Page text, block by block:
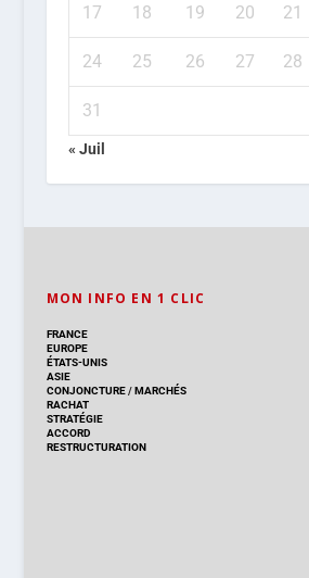
17 18 19 20 21
24 25 26 27 28
31
« Juil
MON INFO EN 1 CLIC
FRANCE
EUROPE
ÉTATS-UNIS
ASIE
CONJONCTURE/MARCHÉS
RACHAT
STRATÉGIE
ACCORD
RESTRUCTURATION